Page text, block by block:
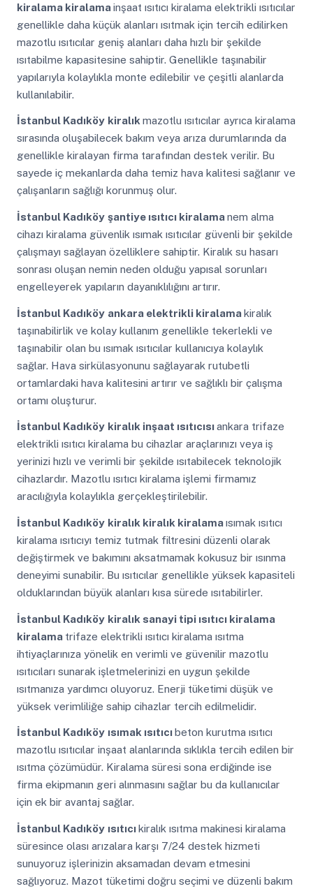
kiralama kiralamainşaat ısıtıcı kiralama elektrikli ısıtıcılar
genellikle daha küçük alanları ısıtmak için tercih edilirken
mazotlu ısıtıcılar geniş alanları daha hızlı bir şekilde
ısıtabilme kapasitesine sahiptir. Genellikle taşınabilir
yapılarıyla kolaylıkla monte edilebilir ve çeşitli alanlarda
kullanılabilir.
İstanbul Kadıköy kiralık mazotlu ısıtıcılar ayrıca kiralama
sırasında oluşabilecek bakım veya arıza durumlarında da
genellikle kiralayan firma tarafından destek verilir. Bu
sayede iç mekanlarda daha temiz hava kalitesi sağlanır ve
çalışanların sağlığı korunmuş olur.
İstanbul Kadıköy şantiye ısıtıcı kiralamanem alma
cihazı kiralama güvenlik ısımak ısıtıcılar güvenli bir şekilde
çalışmayı sağlayan özelliklere sahiptir. Kiralık su hasarı
sonrası oluşan nemin neden olduğu yapısal sorunları
engelleyerek yapıların dayanıklılığını artırır.
İstanbul Kadıköy ankara elektrikli kiralamakiralık
taşınabilirlik ve kolay kullanım genellikle tekerlekli ve
taşınabilir olan bu ısımak ısıtıcılar kullanıcıya kolaylık
sağlar. Hava sirkülasyonunu sağlayarak rutubetli
ortamlardaki hava kalitesini artırır ve sağlıklı bir çalışma
ortamı oluşturur.
İstanbul Kadıköy kiralık inşaat ısıtıcısıankara trifaze
elektrikli ısıtıcı kiralama bu cihazlar araçlarınızı veya iş
yerinizi hızlı ve verimli bir şekilde ısıtabilecek teknolojik
cihazlardır. Mazotlu ısıtıcı kiralama işlemi firmamız
aracılığıyla kolaylıkla gerçekleştirilebilir.
İstanbul Kadıköy kiralık kiralık kiralamaısımak ısıtıcı
kiralama ısıtıcıyı temiz tutmak filtresini düzenli olarak
değiştirmek ve bakımını aksatmamak kokusuz bir ısınma
deneyimi sunabilir. Bu ısıtıcılar genellikle yüksek kapasiteli
olduklarından büyük alanları kısa sürede ısıtabilirler.
İstanbul Kadıköy kiralık sanayi tipi ısıtıcı kiralama
kiralama trifaze elektrikli ısıtıcı kiralama ısıtma
ihtiyaçlarınıza yönelik en verimli ve güvenilir mazotlu
ısıtıcıları sunarak işletmelerinizi en uygun şekilde
ısıtmanıza yardımcı oluyoruz. Enerji tüketimi düşük ve
yüksek verimliliğe sahip cihazlar tercih edilmelidir.
İstanbul Kadıköy ısımak ısıtıcıbeton kurutma ısıtıcı
mazotlu ısıtıcılar inşaat alanlarında sıklıkla tercih edilen bir
ısıtma çözümüdür. Kiralama süresi sona erdiğinde ise
firma ekipmanın geri alınmasını sağlar bu da kullanıcılar
için ek bir avantaj sağlar.
İstanbul Kadıköy ısıtıcıkiralık ısıtma makinesi kiralama
süresince olası arızalara karşı 7/24 destek hizmeti
sunuyoruz işlerinizin aksamadan devam etmesini
sağlıyoruz. Mazot tüketimi doğru seçimi ve düzenli bakım